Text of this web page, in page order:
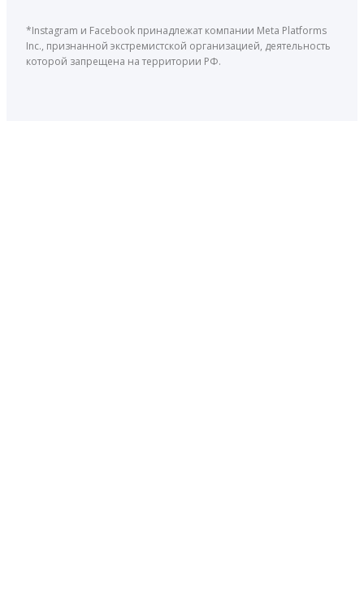
*Instagram и Facebook принадлежат компании Meta Platforms
Inc., признанной экстремистской организацией, деятельность
которой запрещена на территории РФ.